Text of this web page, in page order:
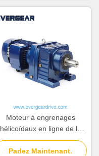
Moteur à engrenages
hélicoïdaux en ligne de la
série ER
Parlez Maintenant.